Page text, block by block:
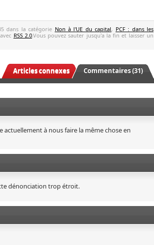
dans la catégorie Non à l'UE du capital, PCF : dans les
RSS 2.0.Vous pouvez sauter jusqu'a la fin et laisser un
Commentaires (31)
Articles connexes
actuellement à nous faire la même chose en
dénonciation trop étroit.